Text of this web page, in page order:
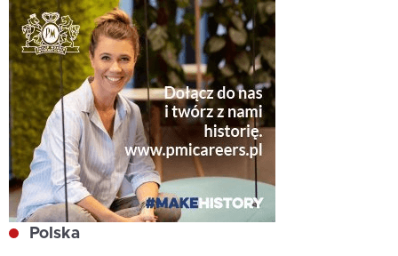
Polska